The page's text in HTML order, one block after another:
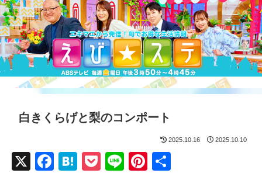
白きくらげと梨のコンポート
2025.10.16 2025.10.10
X
F
H
P
Li
Pi